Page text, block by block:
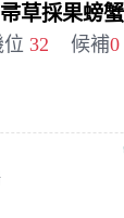
草採果螃
位 32 候補0